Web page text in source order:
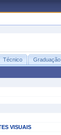
Técnico Graduação
VISUAIS